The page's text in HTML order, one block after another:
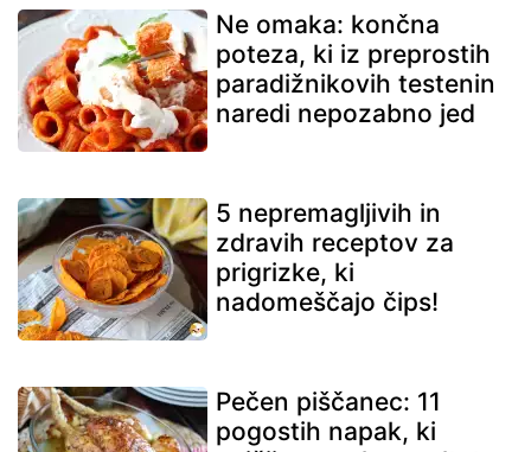
Ne omaka: končna
poteza, ki iz preprostih
paradižnikovih testenin
naredi nepozabno jed
5 nepremagljivih in
zdravih receptov za
prigrizke, ki
nadomeščajo čips!
Pečen piščanec: 11
pogostih napak, ki